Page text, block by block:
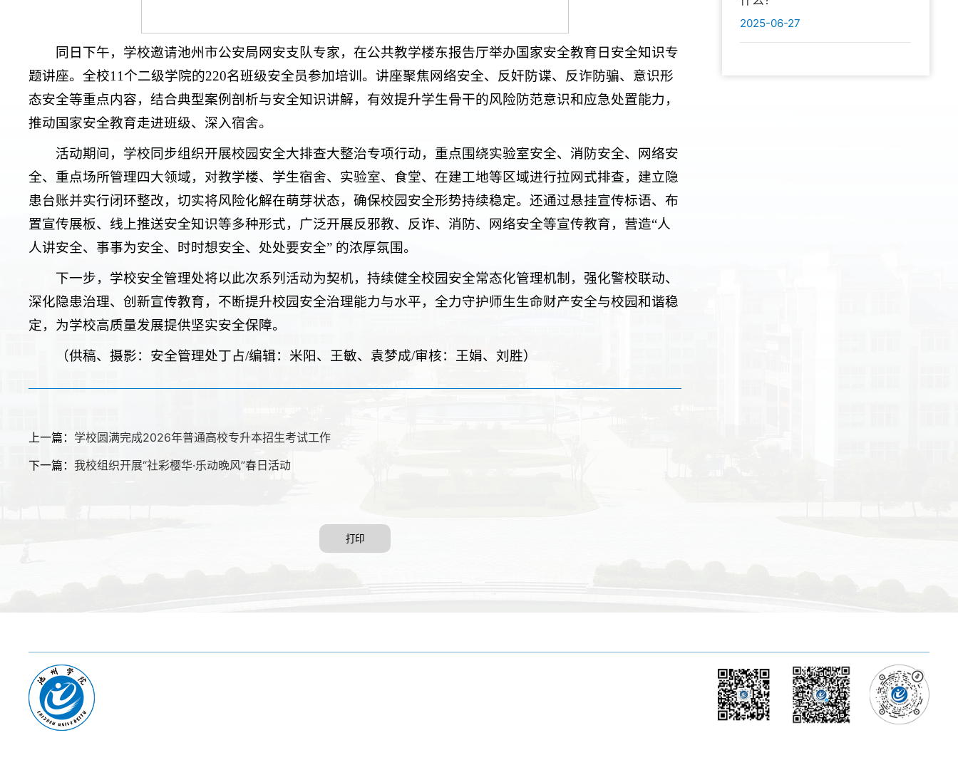
同日下午，学校邀请池州市公安局网安支队专家，在公共教学楼东报告厅举办国家安全教育日安全知识专
题讲座。全校11个二级学院的220名班级安全员参加培训。讲座聚焦网络安全、反奸防谍、反诈防骗、意识形
态安全等重点内容，结合典型案例剖析与安全知识讲解，有效提升学生骨干的风险防范意识和应急处置能力，
推动国家安全教育走进班级、深入宿舍。
活动期间，学校同步组织开展校园安全大排查大整治专项行动，重点围绕实验室安全、消防安全、网络安
全、重点场所管理四大领域，对教学楼、学生宿舍、实验室、食堂、在建工地等区域进行拉网式排查，建立隐
患台账并实行闭环整改，切实将风险化解在萌芽状态，确保校园安全形势持续稳定。还通过悬挂宣传标语、布
置宣传展板、线上推送安全知识等多种形式，广泛开展反邪教、反诈、消防、网络安全等宣传教育，营造“人
人讲安全、事事为安全、时时想安全、处处要安全” 的浓厚氛围。
下一步，学校安全管理处将以此次系列活动为契机，持续健全校园安全常态化管理机制，强化警校联动、
深化隐患治理、创新宣传教育，不断提升校园安全治理能力与水平，全力守护师生生命财产安全与校园和谐稳
定，为学校高质量发展提供坚实安全保障。
（供稿、摄影：安全管理处丁占/编辑：米阳、王敏、袁梦成/审核：王娟、刘胜）
上一篇： 学校圆满完成2026年普通高校专升本招生考试工作
下一篇：我校组织开展“社彩樱华·乐动晚风”春日活动
打印
2025-06-27